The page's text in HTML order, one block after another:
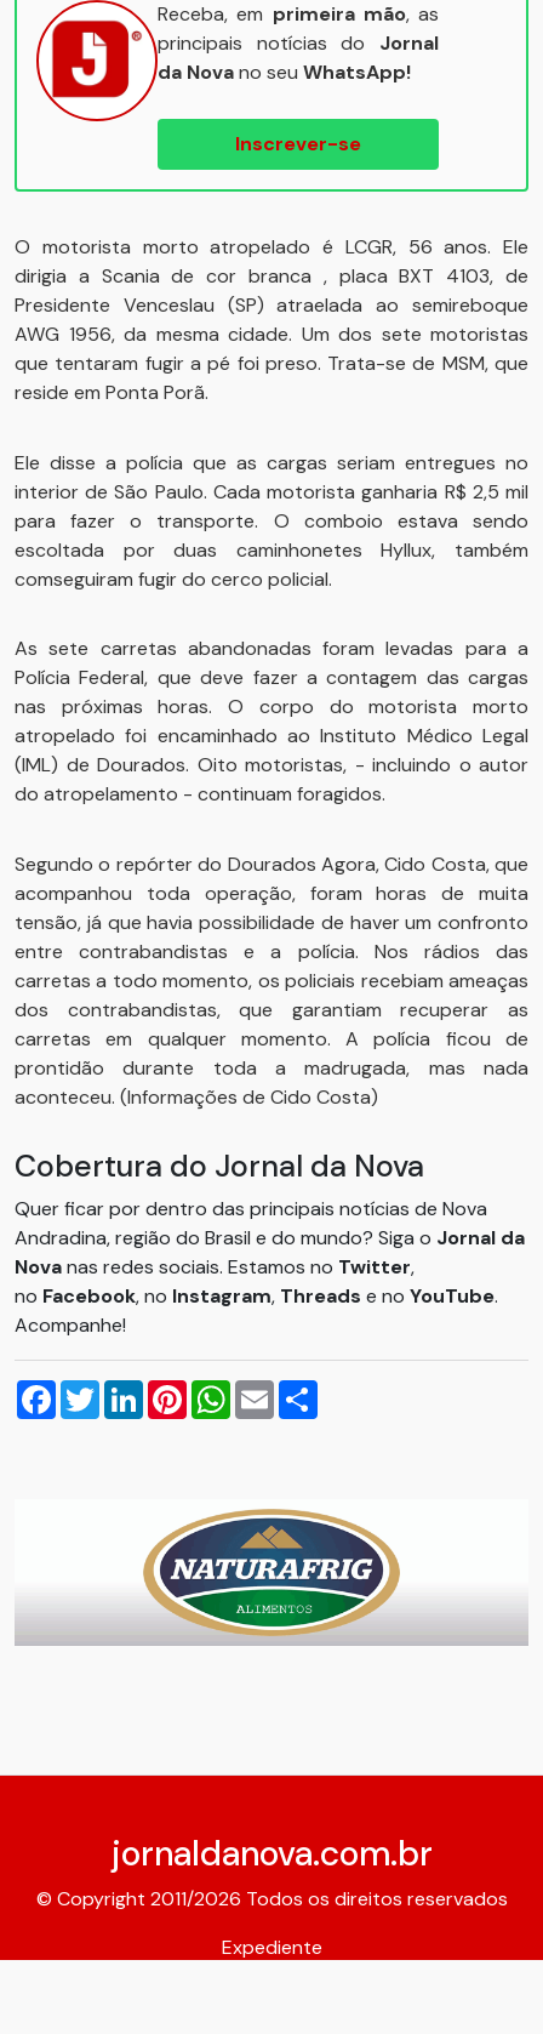
Receba, em primeira mão, as
principais notícias do Jornal
da Novano seu WhatsApp!
Inscrever-se
O motorista morto atropelado é LCGR, 56 anos. Ele
dirigia a Scania de cor branca , placa BXT 4103, de
Presidente Venceslau (SP) atraelada ao semireboque
AWG 1956, da mesma cidade. Um dos sete motoristas
que tentaram fugir a pé foi preso. Trata-se de MSM, que
reside em Ponta Porã.
Ele disse a polícia que as cargas seriam entregues no
interior de São Paulo. Cada motorista ganharia R$ 2,5 mil
para fazer o transporte. O comboio estava sendo
escoltada por duas caminhonetes Hyllux, também
comseguiram fugir do cerco policial.
As sete carretas abandonadas foram levadas para a
Polícia Federal, que deve fazer a contagem das cargas
nas próximas horas. O corpo do motorista morto
atropelado foi encaminhado ao Instituto Médico Legal
(IML) de Dourados. Oito motoristas, - incluindo o autor
do atropelamento - continuam foragidos.
Segundo o repórter do Dourados Agora, Cido Costa, que
acompanhou toda operação, foram horas de muita
tensão, já que havia possibilidade de haver um confronto
entre contrabandistas e a polícia. Nos rádios das
carretas a todo momento, os policiais recebiam ameaças
dos contrabandistas, que garantiam recuperar as
carretas em qualquer momento. A polícia ficou de
prontidão durante toda a madrugada, mas nada
aconteceu. (Informações de Cido Costa)
Cobertura do Jornal da Nova
Quer ficar por dentro das principais notícias de Nova
Andradina, região do Brasil e do mundo? Siga o Jornal da
Novanas redes sociais. Estamos no Twitter,
no Facebook, no Instagram, Threads e no YouTube.
Acompanhe!
Facebook
TwitterLinkedInPinterestWhatsApp
Email
jornaldanova.com.br
© Copyright 2011/2026 Todos os direitos reservados
Expediente